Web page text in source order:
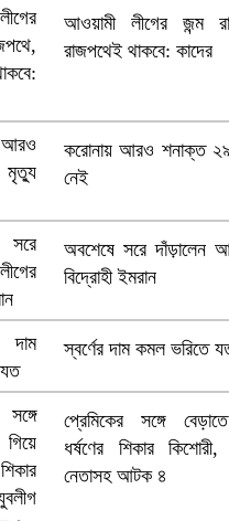
আওয়ামী লীগের জন্ম
রাজপথেই থাকবে: কাদের
করোনায় আরও শনাক্ত
নেই
অবশেষে সরে দাঁড়ালেন
বিদ্রোহী ইমরান
স্বর্ণের দাম কমল ভরিতে
প্রেমিকের সঙ্গে
ধর্ষণের শিকার
নেতাসহ আটক ৪